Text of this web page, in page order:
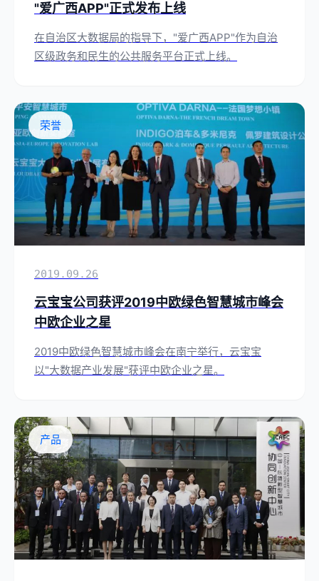
"爱广西APP"正式发布上线
在自治区大数据局的指导下，"爱广西APP"作为自治
区级政务和民生的公共服务平台正式上线。
荣誉
2019.09.26
云宝宝公司获评2019中欧绿色智慧城市峰会
中欧企业之星
2019中欧绿色智慧城市峰会在南宁举行，云宝宝
以"大数据产业发展"获评中欧企业之星。
产品